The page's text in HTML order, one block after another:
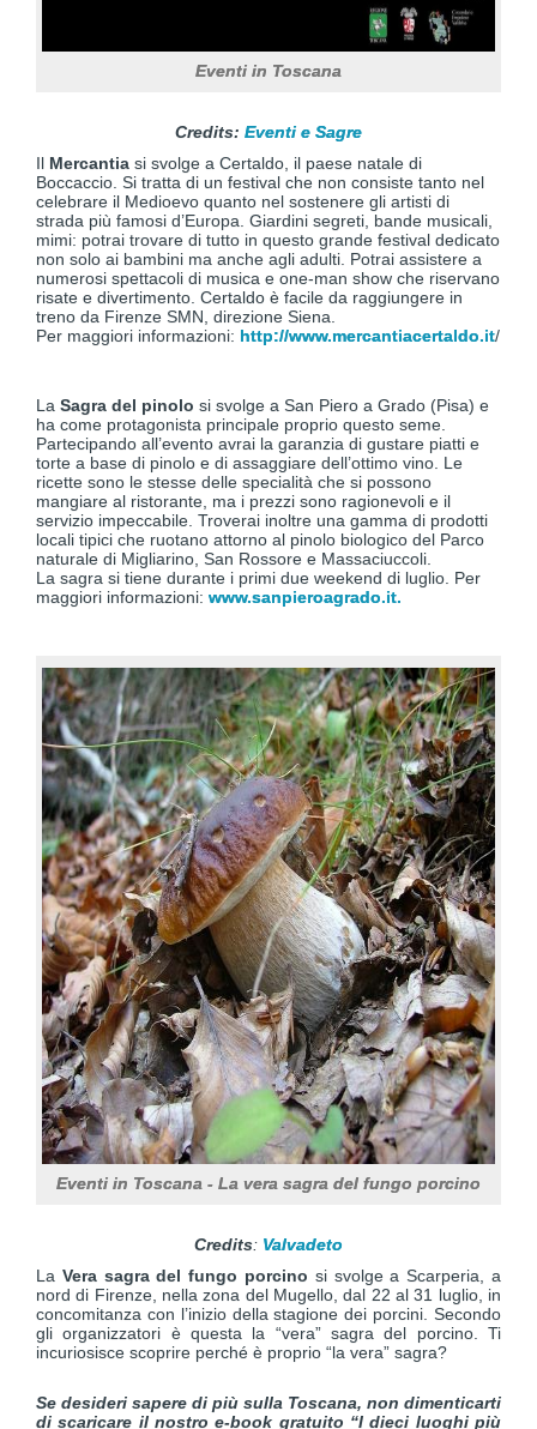
Eventi in Toscana
Credits: Eventi e Sagre
Il Mercantia si svolge a Certaldo, il paese natale di
Boccaccio. Si tratta di un festival che non consiste tanto nel
celebrare il Medioevo quanto nel sostenere gli artisti di
strada più famosi d’Europa. Giardini segreti, bande musicali,
mimi: potrai trovare di tutto in questo grande festival dedicato
non solo ai bambini ma anche agli adulti. Potrai assistere a
numerosi spettacoli di musica e one-man show che riservano
risate e divertimento. Certaldo è facile da raggiungere in
treno da Firenze SMN, direzione Siena.
Per maggiori informazioni: http://www.mercantiacertaldo.it/
La Sagra del pinolo si svolge a San Piero a Grado (Pisa) e
ha come protagonista principale proprio questo seme.
Partecipando all’evento avrai la garanzia di gustare piatti e
torte a base di pinolo e di assaggiare dell’ottimo vino. Le
ricette sono le stesse delle specialità che si possono
mangiare al ristorante, ma i prezzi sono ragionevoli e il
servizio impeccabile. Troverai inoltre una gamma di prodotti
locali tipici che ruotano attorno al pinolo biologico del Parco
naturale di Migliarino, San Rossore e Massaciuccoli.
La sagra si tiene durante i primi due weekend di luglio. Per
maggiori informazioni: www.sanpieroagrado.it.
Eventi in Toscana - La vera sagra del fungo porcino
Credits: Valvadeto
La Vera sagra del fungo porcino si svolge a Scarperia, a
nord di Firenze, nella zona del Mugello, dal 22 al 31 luglio, in
concomitanza con l’inizio della stagione dei porcini. Secondo
gli organizzatori è questa la “vera” sagra del porcino. Ti
incuriosisce scoprire perché è proprio “la vera” sagra?
Se desideri sapere di più sulla Toscana, non dimenticarti
di scaricare il nostro e-book gratuito “I dieci luoghi più